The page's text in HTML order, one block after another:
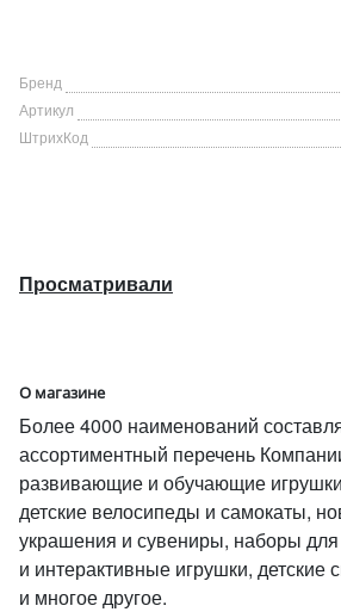
Бренд
Артикул
ШтрихКод
Просматривали
О магазине
Более 4000 наименований
ассортиментный перечень
развивающие и обучающие
детские велосипеды и самокаты,
украшения и сувениры, наборы для
и интерактивные игрушки, детские
и многое другое.